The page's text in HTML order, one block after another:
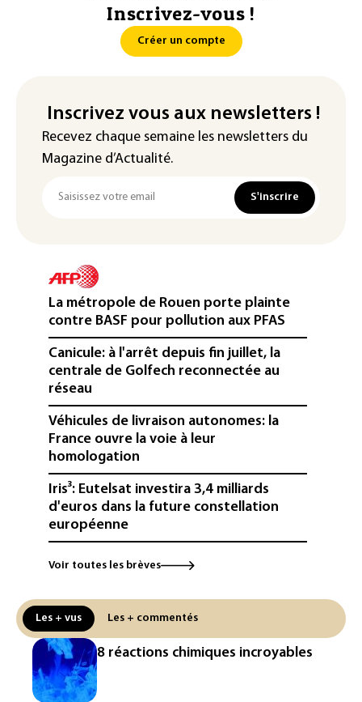
Inscrivez-vous !
Créer un compte
Inscrivez vous aux newsletters !
Recevez chaque semaine les newsletters du
Magazine d’Actualité.
S'inscrire
La métropole de Rouen porte plainte
contre BASF pour pollution aux PFAS
Canicule: à l'arrêt depuis fin juillet, la
centrale de Golfech reconnectée au
réseau
Véhicules de livraison autonomes: la
France ouvre la voie à leur
homologation
Iris³: Eutelsat investira 3,4 milliards
d'euros dans la future constellation
européenne
Le magazine VSD racheté par
l'entrepreneur Vianney d'Alançon
La production française de maïs
attendue au plus bas depuis 1980
"Retour en force" progressif de la
chaleur dans les prochains jours en
France
Voir toutes les brèves
Les + vus Les + commentés
8 réactions chimiques incroyables